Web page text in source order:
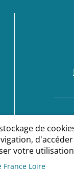
Conditions
de
votre utilisation
Loire